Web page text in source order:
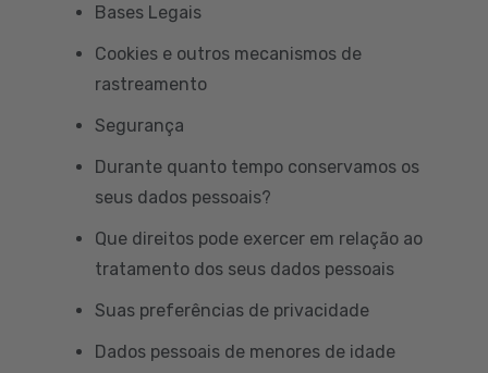
Bases Legais
Cookies e outros mecanismos de
rastreamento
Segurança
Durante quanto tempo conservamos os
seus dados pessoais?
Que direitos pode exercer em relação ao
tratamento dos seus dados pessoais
Suas preferências de privacidade
Dados pessoais de menores de idade